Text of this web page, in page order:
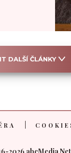
DALŠÍ ČLÁNKY